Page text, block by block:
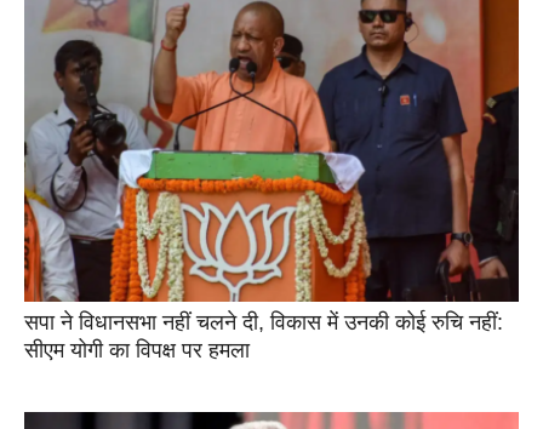
सपा ने विधानसभा नहीं चलने दी, विकास में उनकी कोई रुचि नहीं:
सीएम योगी का विपक्ष पर हमला